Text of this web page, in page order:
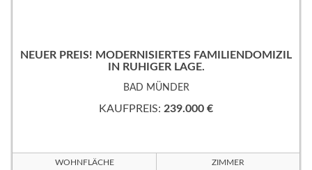
NEUER PREIS! MODERNISIERTES FAMILIENDOMIZIL
IN RUHIGER LAGE.
BAD MÜNDER
KAUFPREIS: 239.000 €
WOHNFLÄCHE ZIMMER